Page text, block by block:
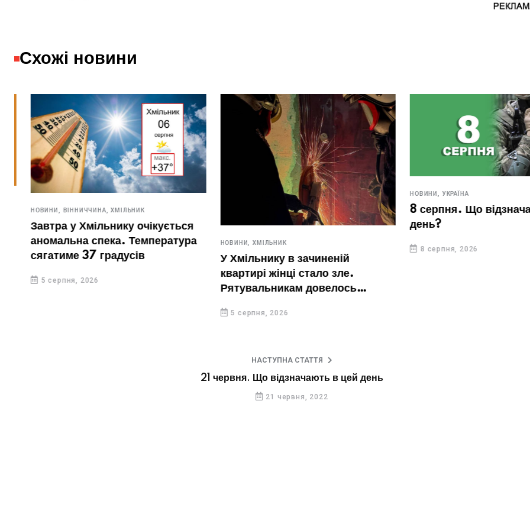
Схожі новини
НОВИНИ, ВІННИЧЧИНА, ХМІЛЬНИК
Завтра у Хмільнику очікується
аномальна спека. Температура
сягатиме 37 градусів
5 серпня, 2026
НОВИНИ, ХМІЛЬНИК
У Хмільнику в зачиненій
квартирі жінці стало зле.
Рятувальникам довелось
5 серпня, 2026
НОВИНИ, УКРАЇНА
8 серпня. Що
день?
8 серпня, 2026
НАСТУПНА СТАТТЯ
21 червня. Що відзначають в цей день
21 червня, 2022